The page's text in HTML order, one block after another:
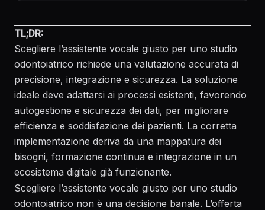
TL;DR:
Scegliere l’assistente vocale giusto per uno studio
odontoiatrico richiede una valutazione accurata di
precisione, integrazione e sicurezza. La soluzione
ideale deve adattarsi ai processi esistenti, favorendo
autogestione e sicurezza dei dati, per migliorare
efficienza e soddisfazione dei pazienti. La corretta
implementazione deriva da una mappatura dei
bisogni, formazione continua e integrazione in un
ecosistema digitale già funzionante.
Scegliere l’assistente vocale giusto per uno studio
odontoiatrico non è una decisione banale. L’offerta